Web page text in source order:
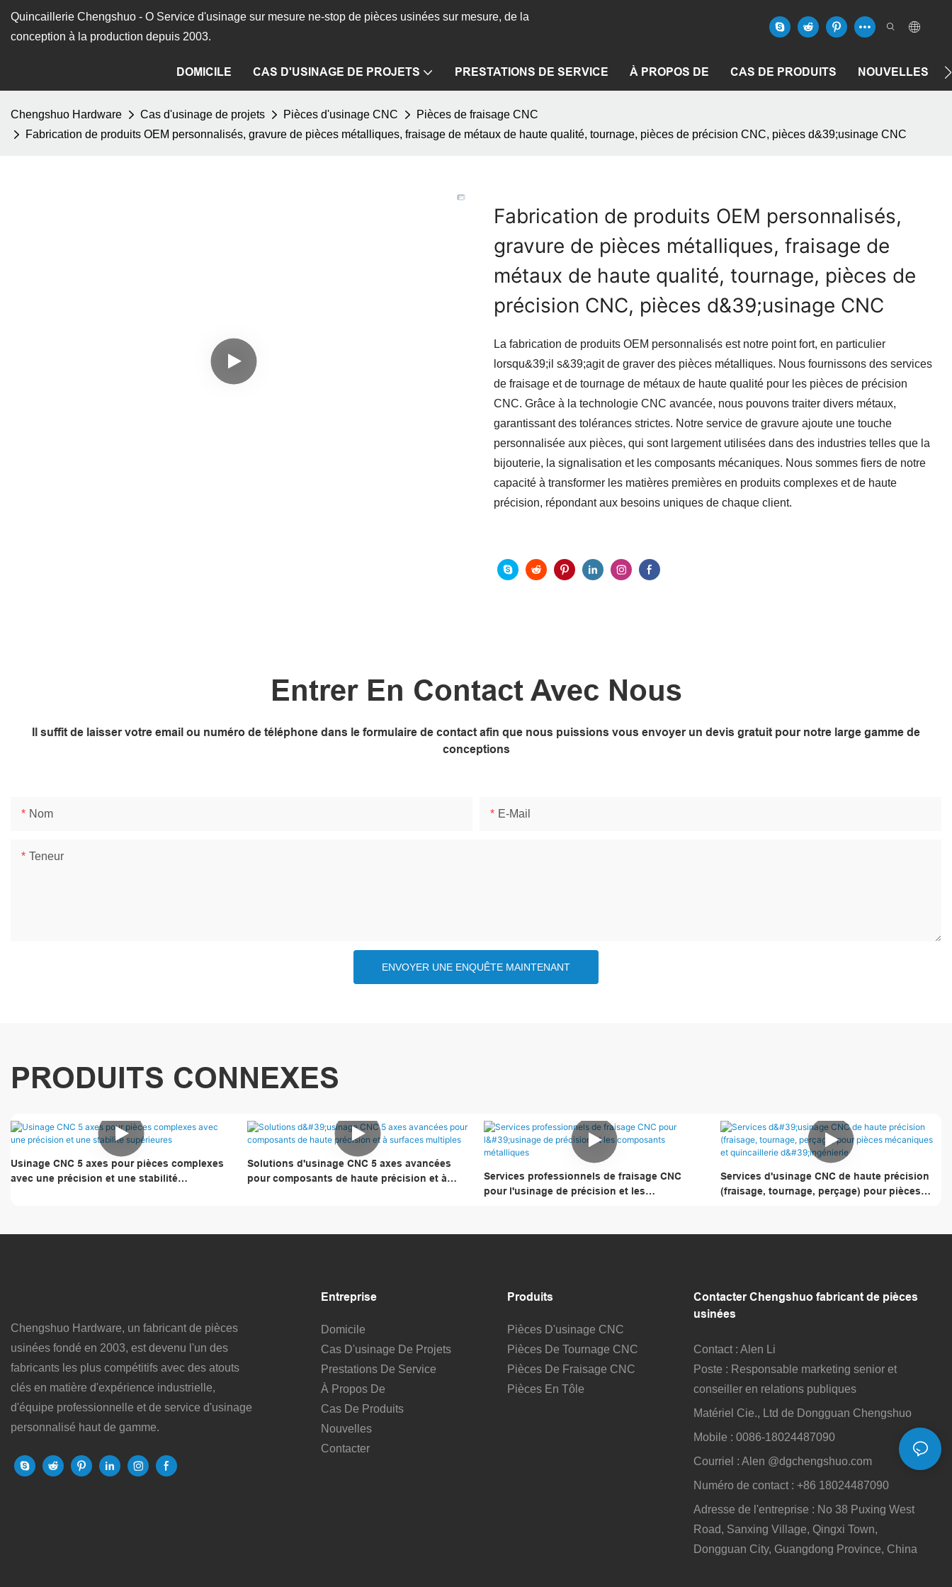
Quincaillerie Chengshuo - O Service d'usinage sur mesure ne-stop de pièces usinées sur mesure, de la
conception à la production depuis 2003.
DOMICILE CAS D'USINAGE DE PROJETS PRESTATIONS DE SERVICE À PROPOS DE CAS DE PRODUITS NOUVELLES
Chengshuo Hardware Cas d'usinage de projets Pièces d'usinage CNC
Pièces de fraisage CNC
Fabrication de produits OEM personnalisés, gravure de pièces métalliques, fraisage de métaux de haute qualité, tournage, pièces de précision CNC, pièces d&39;usinage CNC
Fabrication de produits OEM personnalisés,
gravure de pièces métalliques, fraisage de
métaux de haute qualité, tournage, pièces de
précision CNC, pièces d&39;usinage CNC
La fabrication de produits OEM personnalisés est notre point fort, en particulier
lorsqu&39;il s&39;agit de graver des pièces métalliques. Nous fournissons des services
de fraisage et de tournage de métaux de haute qualité pour les pièces de précision
CNC. Grâce à la technologie CNC avancée, nous pouvons traiter divers métaux,
garantissant des tolérances strictes. Notre service de gravure ajoute une touche
personnalisée aux pièces, qui sont largement utilisées dans des industries telles que la
bijouterie, la signalisation et les composants mécaniques. Nous sommes fiers de notre
capacité à transformer les matières premières en produits complexes et de haute
précision, répondant aux besoins uniques de chaque client.
Entrer En Contact Avec Nous
Il suffit de laisser votre email ou numéro de téléphone dans le formulaire de contact afin que nous puissions vous envoyer un devis gratuit pour notre large gamme de
conceptions
Nom E-Mail
Teneur
ENVOYER UNE ENQUÊTE MAINTENANT
PRODUITS CONNEXES
Usinage CNC 5 axes pour pièces complexes
avec une précision et une stabilité
Solutions d'usinage CNC 5 axes avancées
pour composants de haute précision et à
Services professionnels de fraisage CNC
pour l'usinage de précision et les
Services d'usinage CNC de haute précision
(fraisage, tournage, perçage) pour pièces
Chengshuo Hardware, un fabricant de pièces
usinées fondé en 2003, est devenu l'un des
fabricants les plus compétitifs avec des atouts
clés en matière d'expérience industrielle,
d'équipe professionnelle et de service d'usinage
personnalisé haut de gamme.
Entreprise
Domicile
Cas D'usinage De Projets
Prestations De Service
À Propos De
Cas De Produits
Nouvelles
Contacter
Produits
Pièces D'usinage CNC
Pièces De Tournage CNC
Pièces De Fraisage CNC
Pièces En Tôle
Contacter Chengshuo fabricant de pièces
usinées
Contact : Alen Li
Poste : Responsable marketing senior et
conseiller en relations publiques
Matériel Cie., Ltd de Dongguan Chengshuo
Mobile : 0086-18024487090
Courriel : Alen @dgchengshuo.com
Numéro de contact : +86 18024487090
Adresse de l'entreprise : No 38 Puxing West
Road, Sanxing Village, Qingxi Town,
Dongguan City, Guangdong Province, China